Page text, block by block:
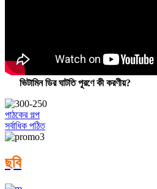
ভিটামিন ডির ঘাটতি পূরণে কী করণীয়?
পাঠকের গল্প
সর্বাধিক পঠিত
ছবি